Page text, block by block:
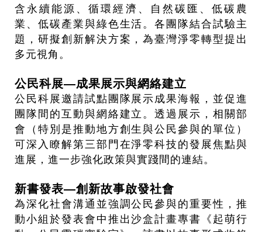
含永續能源、循環經濟、自然碳匯、低碳農
業、低碳產業與綠色生活。各團隊結合試驗主
題，研擬創新解決方案，為臺灣淨零轉型提出
多元視角。
公民科展—成果展示與網絡建立
公民科展邀請試點團隊展示成果海報，並促進
團隊間的互動與網絡建立。透過展示，相關部
會（特別是推動地方創生與公民參與的單位）
可深入瞭解第三部門在淨零科技的發展焦點與
進展，進一步強化政策與實踐間的連結。
新書發表—創新故事啟發社會
為深化社會溝通並強調公民參與的重要性，推
動小組於發表會中推出沙盒計畫專書《起萌行